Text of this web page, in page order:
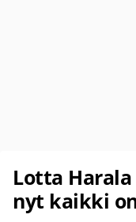
Lotta
nyt kaikki